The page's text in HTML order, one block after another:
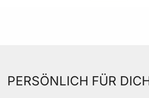
PERSÖNLICH FÜR